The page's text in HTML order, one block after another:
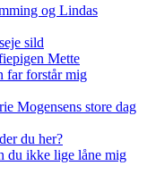
og Lindas
sild
Mette
far forstår mig
Mogensens store dag
du her?
du ikke lige låne mig